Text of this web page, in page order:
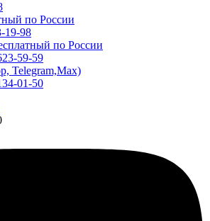
по России
19-98
по России
59-59
Telegram,Max)
01-50